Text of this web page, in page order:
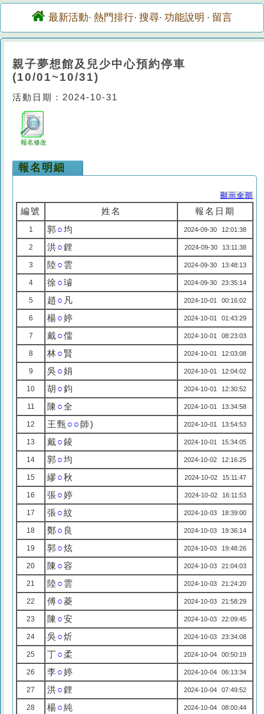
最新活動· 熱門排行· 搜尋· 功能說明 · 留言
親子夢想館及兒少中心預約停車
(10/01~10/31)
活動日期：2024-10-31
報名修改
報名明細
顯示全部
編號 姓名 報名日期
1 郭 ○均 2024-09-30 12:01:38
2 洪○鋰 2024-09-30 13:11:38
3 陸○ 雲 2024-09-30 13:48:13
4 徐 ○璿 2024-09-30 23:35:14
5 趙 ○ 凡 2024-10-01 00:16:02
6 楊○婷 2024-10-01 01:43:29
7 戴○儒 2024-10-01 08:23:03
8 林○ 賢 2024-10-01 12:03:08
9 吳 ○娟 2024-10-01 12:04:02
10 胡 ○鈞 2024-10-01 12:30:52
11 陳 ○全 2024-10-01 13:34:58
12 王甄 ○○ 師) 2024-10-01 13:54:53
13 戴○錂 2024-10-01 15:34:05
14 郭 ○均 2024-10-02 12:16:25
15 繆 ○秋 2024-10-02 15:11:47
16 張○婷 2024-10-02 16:11:53
17 張○紋 2024-10-03 18:39:00
18 鄭○ 良 2024-10-03 19:36:14
19 郭 ○炫 2024-10-03 19:48:26
20 陳 ○容 2024-10-03 21:04:03
21 陸○ 雲 2024-10-03 21:24:20
22 傅○菱 2024-10-03 21:58:29
23 陳 ○安 2024-10-03 22:09:45
24 吳 ○炘 2024-10-03 23:34:08
25 丁○柔 2024-10-04 00:50:19
26 李○婷 2024-10-04 06:13:34
27 洪○鋰 2024-10-04 07:49:52
28 楊○純 2024-10-04 08:00:44